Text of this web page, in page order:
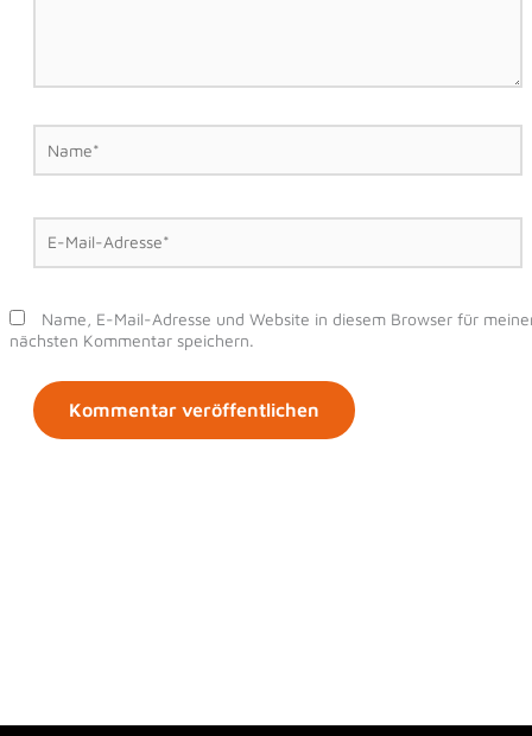
Name*
E-
Mail-
Adresse*
Name, E-Mail-Adresse und Website in diesem Browser für
nächsten Kommentar speichern.